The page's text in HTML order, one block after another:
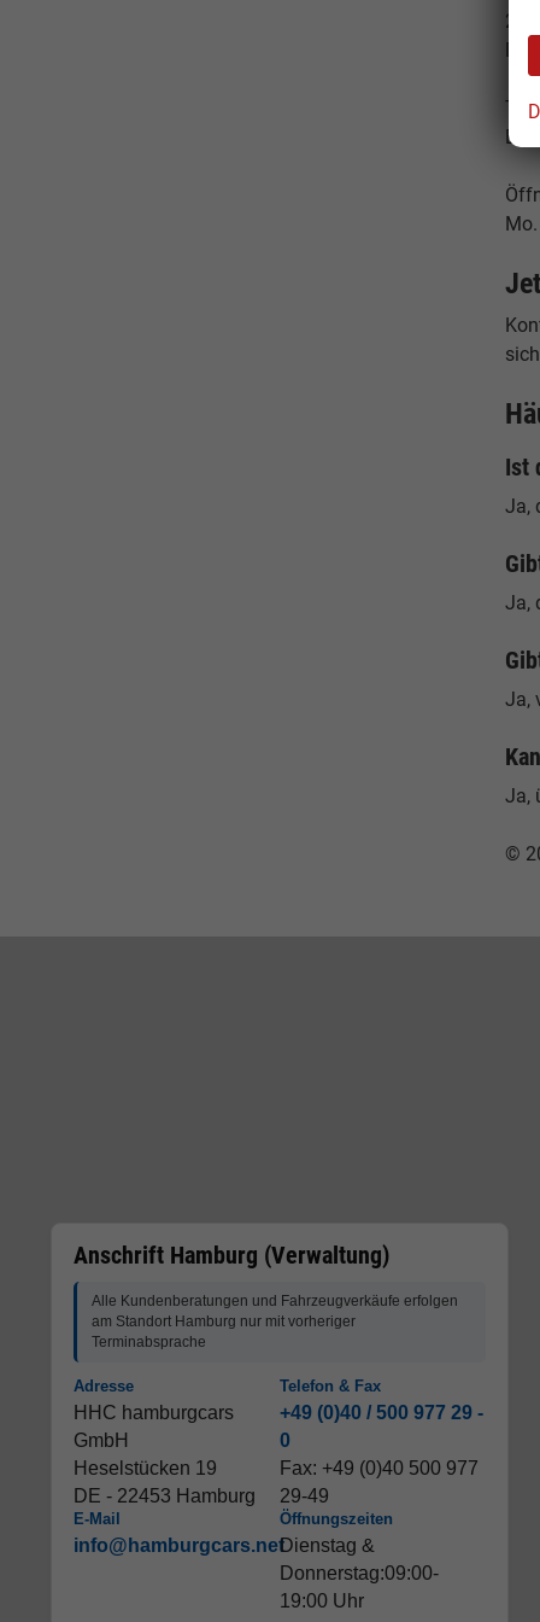
E-
Ist
Ja,
Ja,
Ja,
Ja,
©
Anschrift Hamburg (Verwaltung)
Alle Kundenberatungen und Fahrzeugverkäufe erfolgen
am Standort Hamburg nur mit vorheriger
Terminabsprache
Adresse
HHC hamburgcars
GmbH
Heselstücken 19
DE - 22453 Hamburg
Telefon & Fax
+49 (0)40 / 500 977 29 -
0
Fax: +49 (0)40 500 977
29-49
E-Mail
info@hamburgcars.net
Öffnungszeiten
Dienstag &
Donnerstag:09:00-
19:00 Uhr